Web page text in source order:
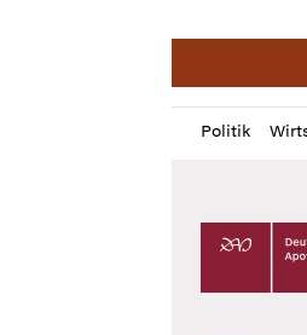
Politik
Profil
öffnen
Daz
Pur
Deutscher